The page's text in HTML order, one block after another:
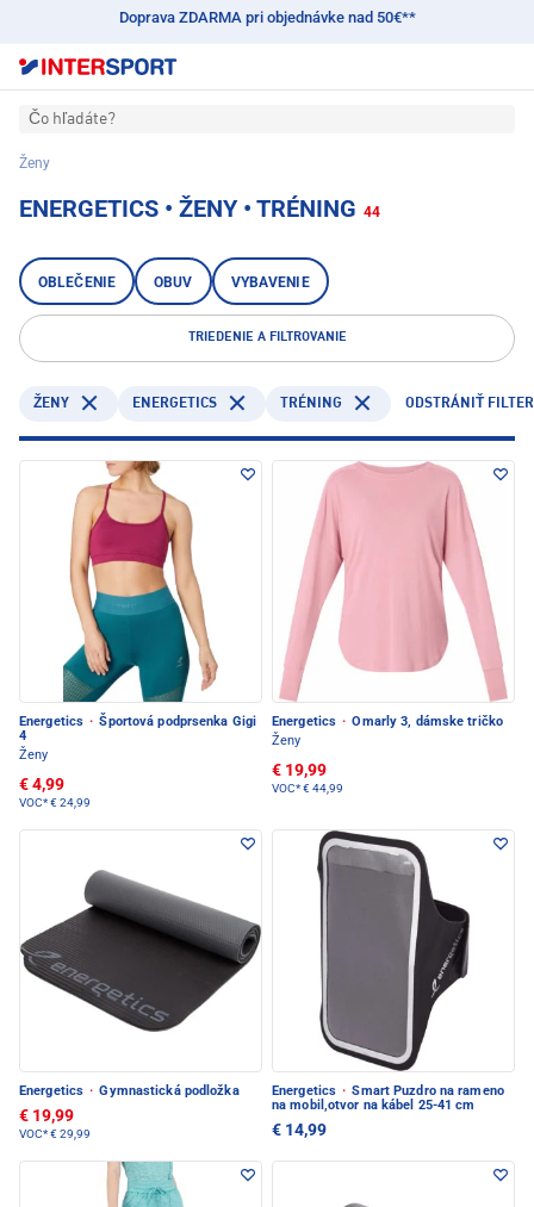
Doprava ZDARMA pri objednávke nad 50€**
Čo hľadáte?
Ženy
ENERGETICS • ŽENY • TRÉNING 44
OBLEČENIE OBUV VYBAVENIE
TRIEDENIE A FILTROVANIE
ŽENY ENERGETICS TRÉNING ODSTRÁNIŤ FILTER
Energetics · Športová podprsenka Gigi
4
Ženy
€ 4,99
VOC*€ 24,99
Energetics · Omarly 3, dámske tričko
Ženy
€ 19,99
VOC*€ 44,99
Energetics · Gymnastická podložka
€ 19,99
VOC*€ 29,99
Energetics · Smart Puzdro na rameno
na mobil,otvor na kábel 25-41 cm
€ 14,99